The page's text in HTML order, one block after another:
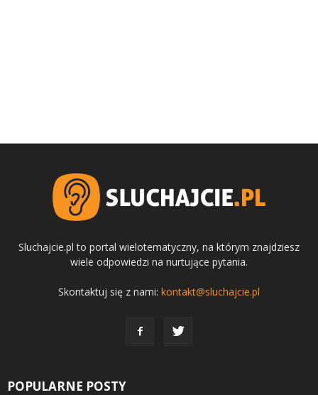
Sluchajcie.pl to portal wielotematyczny, na którym znajdziesz
wiele odpowiedzi na nurtujące pytania.
Skontaktuj się z nami: kontakt@sluchajcie.pl
POPULARNE POSTY